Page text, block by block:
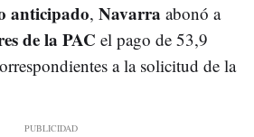
anticipado, Navarra abonó a
de la PAC el pago de 53,9
a la solicitud de la